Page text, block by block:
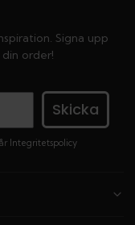
Signa upp
order!
Skicka
Integritetspolicy